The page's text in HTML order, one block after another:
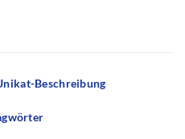
Beschreibung